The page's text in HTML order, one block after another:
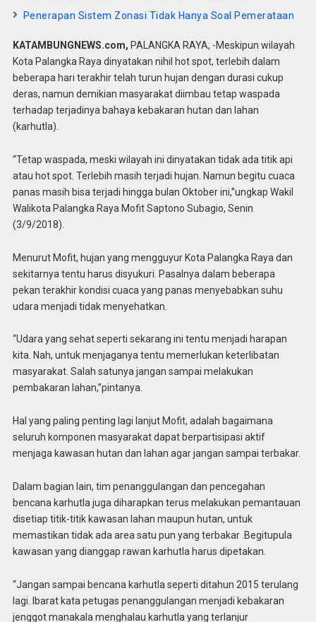
Penerapan Sistem Zonasi Tidak Hanya Soal Pemerataan
KATAMBUNGNEWS.com, PALANGKA RAYA, -Meskipun wilayah
Kota Palangka Raya dinyatakan nihil hot spot, terlebih dalam
beberapa hari terakhir telah turun hujan dengan durasi cukup
deras, namun demikian masyarakat diimbau tetap waspada
terhadap terjadinya bahaya kebakaran hutan dan lahan
(karhutla).
“Tetap waspada, meski wilayah ini dinyatakan tidak ada titik api
atau hot spot. Terlebih masih terjadi hujan. Namun begitu cuaca
panas masih bisa terjadi hingga bulan Oktober ini,”ungkap Wakil
Walikota Palangka Raya Mofit Saptono Subagio, Senin
(3/9/2018).
Menurut Mofit, hujan yang mengguyur Kota Palangka Raya dan
sekitarnya tentu harus disyukuri. Pasalnya dalam beberapa
pekan terakhir kondisi cuaca yang panas menyebabkan suhu
udara menjadi tidak menyehatkan.
“Udara yang sehat seperti sekarang ini tentu menjadi harapan
kita. Nah, untuk menjaganya tentu memerlukan keterlibatan
masyarakat. Salah satunya jangan sampai melakukan
pembakaran lahan,”pintanya.
Hal yang paling penting lagi lanjut Mofit, adalah bagaimana
seluruh komponen masyarakat dapat berpartisipasi aktif
menjaga kawasan hutan dan lahan agar jangan sampai terbakar.
Dalam bagian lain, tim penanggulangan dan pencegahan
bencana karhutla juga diharapkan terus melakukan pemantauan
disetiap titik-titik kawasan lahan maupun hutan, untuk
memastikan tidak ada area satu pun yang terbakar .Begitupula
kawasan yang dianggap rawan karhutla harus dipetakan.
“Jangan sampai bencana karhutla seperti ditahun 2015 terulang
lagi. Ibarat kata petugas penanggulangan menjadi kebakaran
jenggot manakala menghalau karhutla yang terlanjur